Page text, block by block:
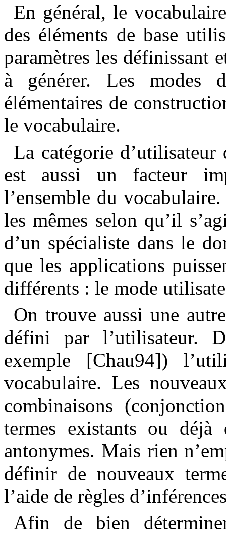
En général, le
des éléments de base
paramètres les définissant
à générer. Les modes
élémentaires de
le vocabulaire.
La catégorie
est aussi un facteur
l’ensemble du
les mêmes selon qu’il
d’un spécialiste dans le
que les applications
différents : le mode
On trouve aussi une
défini par l’utilisateur.
exemple [Chau94])
vocabulaire. Les
combinaisons
termes existants ou déjà
antonymes. Mais rien
définir de nouveaux
l’aide de règles
Afin de bien